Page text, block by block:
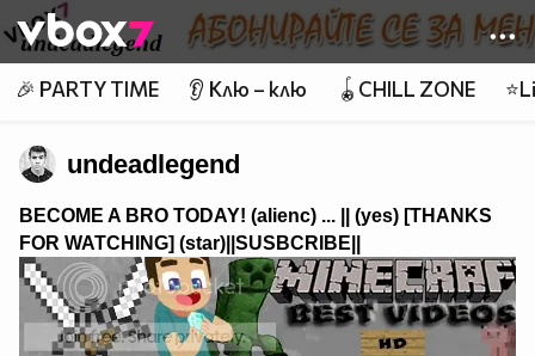
👾
🎉 PARTY TIME 👂 Клю – клю 🪀CHILL ZONE
undeadlegend
BECOME A BRO TODAY! (alienc) ...
|| (yes) [THANKS
FOR WATCHING] (star)||SUSBCRIBE||